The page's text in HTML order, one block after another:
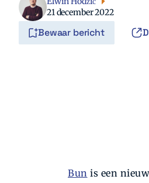
21 december 2022
Bewaar bericht
Bun is een